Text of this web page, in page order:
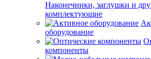
Наконечники, заглушки и
комплектующие
оборудование
компоненты